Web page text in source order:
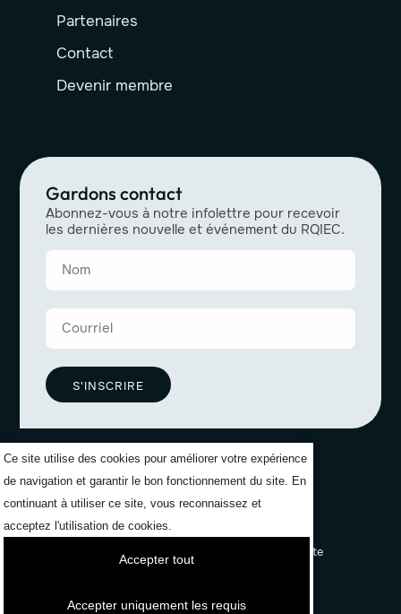
Partenaires
Contact
Devenir membre
Gardons contact
Abonnez-vous à notre infolettre pour recevoir
les dernières nouvelle et événement du RQIEC.
S'INSCRIRE
Politiques de confidentialité Formuler une plainte
Ce site utilise des cookies pour améliorer votre expérience
de navigation et garantir le bon fonctionnement du site. En
continuant à utiliser ce site, vous reconnaissez et
acceptez l'utilisation de cookies.
Accepter tout
Accepter uniquement les requis